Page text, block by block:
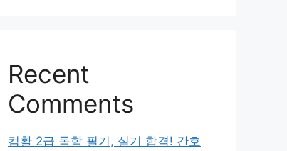
Recent
Comments
컴활 2급 독학 필기, 실기 합격! 간호